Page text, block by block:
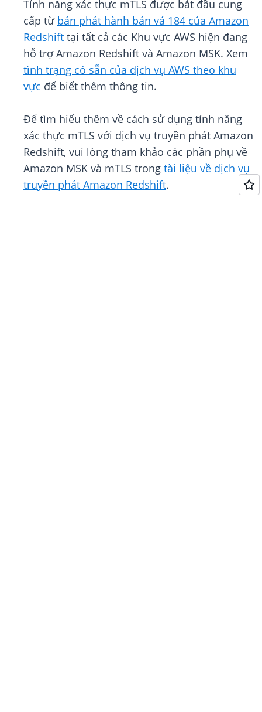
Tính năng xác thực mTLS được bắt đầu cung
cấp từ bản phát hành bản vá 184 của Amazon
Redshift tại tất cả các Khu vực AWS hiện đang
hỗ trợ Amazon Redshift và Amazon MSK. Xem
tình trạng có sẵn của dịch vụ AWS theo khu
vực để biết thêm thông tin.
Để tìm hiểu thêm về cách sử dụng tính năng
xác thực mTLS với dịch vụ truyền phát Amazon
Redshift, vui lòng tham khảo các phần phụ về
Amazon MSK và mTLS trong tài liệu về dịch vụ
truyền phát Amazon Redshift.